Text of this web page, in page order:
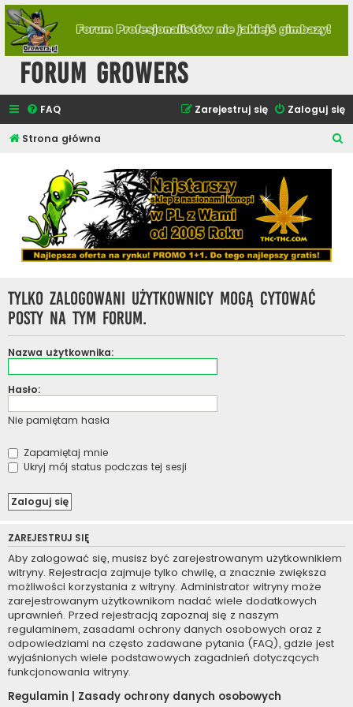
Forum Growers
FAQ Zaloguj się
Zarejestruj się
Strona główna
Tylko zalogowani użytkownicy mogą cytować
posty na tym forum.
Nazwa użytkownika:
Hasło:
Nie pamiętam hasła
Zapamiętaj mnie
Ukryj mój status podczas tej sesji
ZAREJESTRUJ SIĘ
Aby zalogować się, musisz być zarejestrowanym użytkownikiem
witryny. Rejestracja zajmuje tylko chwilę, a znacznie zwiększa
możliwości korzystania z witryny. Administrator witryny może
zarejestrowanym użytkownikom nadać wiele dodatkowych
uprawnień. Przed rejestracją zapoznaj się z naszym
regulaminem, zasadami ochrony danych osobowych oraz z
odpowiedziami na często zadawane pytania (FAQ), gdzie jest
wyjaśnionych wiele podstawowych zagadnień dotyczących
funkcjonowania witryny.
Regulamin | Zasady ochrony danych osobowych